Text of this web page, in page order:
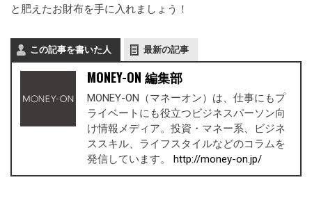
と肥えたお財布を手に入れましょう！
この記事を書いた人 最新の記事
MONEY-ON 編集部
MONEY-ON（マネーオン）は、仕事にもプ
ライベートにも役立つビジネスパーソン向
け情報メディア。投資・マネー系、ビジネ
ススキル、ライフスタイルなどのコラムを
発信しています。 http://money-on.jp/